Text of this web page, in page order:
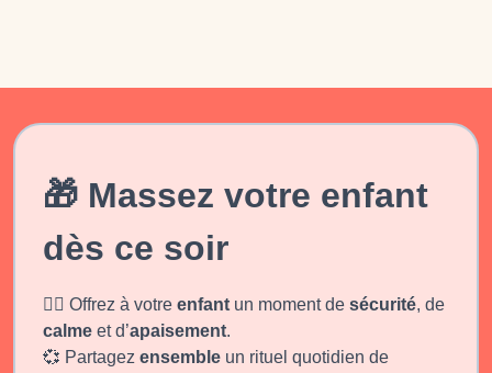
🎁 Massez votre enfant
dès ce soir
🧘‍♀️ Offrez à votre enfant un moment de sécurité, de
calme et d’apaisement.
💞 Partagez ensemble un rituel quotidien de